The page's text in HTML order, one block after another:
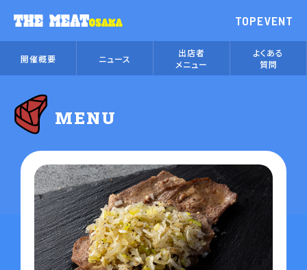
TOPEVENT
開催概要 ニュース
出店者
メニュー
よくある
質問
MENU